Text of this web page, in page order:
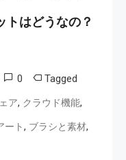
トはどうなの？
0 Tagged
ア, クラウド機能,
ート, ブラシと素材,